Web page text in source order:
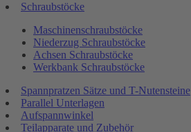
Schraubstöcke
Maschinenschraubstöcke
Niederzug Schraubstöcke
Achsen Schraubstöcke
Werkbank Schraubstöcke
Spannpratzen Sätze und T-Nutensteine
Parallel Unterlagen
Aufspannwinkel
Teilapparate und Zubehör